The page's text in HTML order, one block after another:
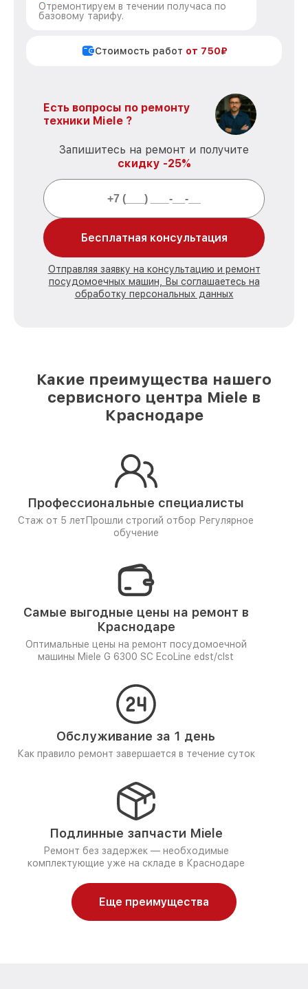
Отремонтируем в течении получаса по
базовому тарифу.
Стоимость работ от 750₽
Есть вопросы по ремонту
техники Miele ?
Запишитесь на ремонт и получите
скидку -25%
Бесплатная консультация
Отправляя заявку на консультацию и ремонт
посудомоечных машин, Вы соглашаетесь на
обработку персональных данных
Какие преимущества нашего
сервисного центра Miele в
Краснодаре
Профессиональные специалисты
Стаж от 5 лет Прошли строгий отбор Регулярное
обучение
Самые выгодные цены на ремонт в
Краснодаре
Оптимальные цены на ремонт посудомоечной
машины Miele G 6300 SC EcoLine edst/clst
Обслуживание за 1 день
Как правило ремонт завершается в течение суток
Подлинные запчасти Miele
Ремонт без задержек — необходимые
комплектующие уже на складе в Краснодаре
Еще преимущества